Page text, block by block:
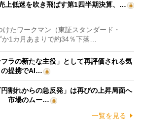
上低迷を吹き飛ばす第1四半期決算、…
たワークマン（東証スタンダード・
1カ月あまりで約34％下落…
ラの新たな主役」として再評価される気
提携でAI…
割れからの急反発」は再びの上昇局面へ
市場のムー…
一覧を見る